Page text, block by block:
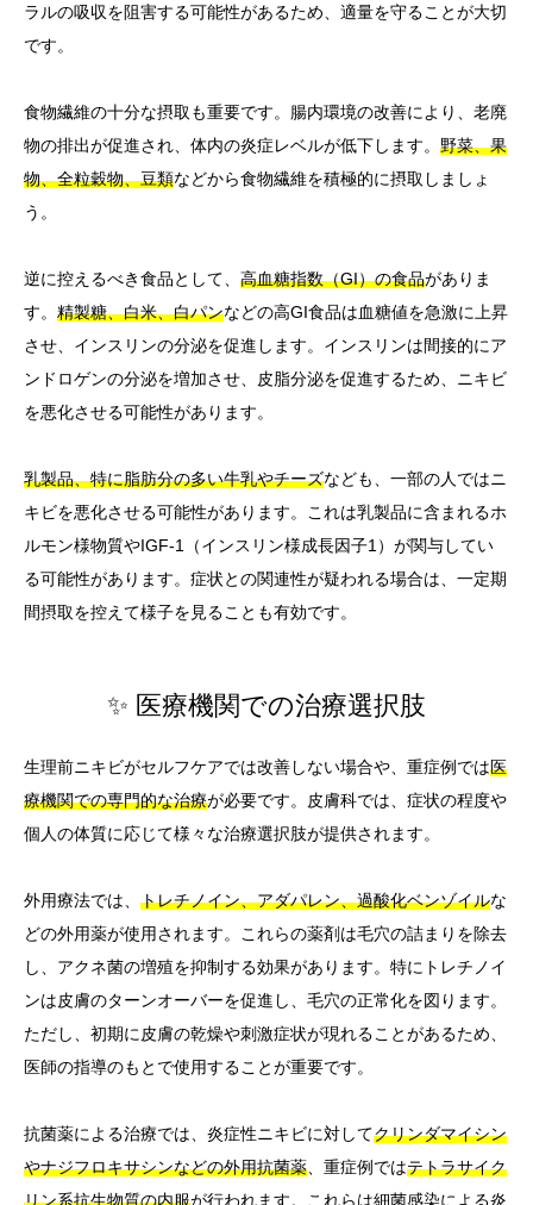
ラルの吸収を阻害する可能性があるため、適量を守ることが大切
です。
食物繊維の十分な摂取も重要です。腸内環境の改善により、老廃
物の排出が促進され、体内の炎症レベルが低下します。 野菜、果
物、全粒穀物、豆類などから食物繊維を積極的に摂取しましょ
う。
逆に控えるべき食品として、 高血糖指数（GI）の食品がありま
す。 精製糖、白米、白パンなどの高GI食品は血糖値を急激に上昇
させ、インスリンの分泌を促進します。インスリンは間接的にア
ンドロゲンの分泌を増加させ、皮脂分泌を促進するため、ニキビ
を悪化させる可能性があります。
乳製品、特に脂肪分の多い牛乳やチーズなども、一部の人ではニ
キビを悪化させる可能性があります。これは乳製品に含まれるホ
ルモン様物質やIGF-1（インスリン様成長因子1）が関与してい
る可能性があります。症状との関連性が疑われる場合は、一定期
間摂取を控えて様子を見ることも有効です。
✨ 医療機関での治療選択肢
生理前ニキビがセルフケアでは改善しない場合や、重症例では医
療機関での専門的な治療が必要です。皮膚科では、症状の程度や
個人の体質に応じて様々な治療選択肢が提供されます。
外用療法では、 トレチノイン、アダパレン、過酸化ベンゾイルな
どの外用薬が使用されます。これらの薬剤は毛穴の詰まりを除去
し、アクネ菌の増殖を抑制する効果があります。特にトレチノイ
ンは皮膚のターンオーバーを促進し、毛穴の正常化を図ります。
ただし、初期に皮膚の乾燥や刺激症状が現れることがあるため、
医師の指導のもとで使用することが重要です。
抗菌薬による治療では、炎症性ニキビに対してクリンダマイシン
やナジフロキサシンなどの外用抗菌薬、重症例ではテトラサイク
リン系抗生物質の内服が行われます。これらは細菌感染による炎